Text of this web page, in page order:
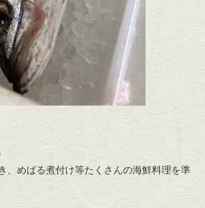
、めばる煮付け等たくさんの海鮮料理を準